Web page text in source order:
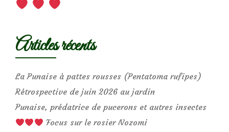
Articles récents
La Punaise à pattes rousses (Pentatoma rufipes)
Rétrospective de juin 2026 au jardin
Punaise, prédatrice de pucerons et autres insectes
Focus sur le rosier Nozomi